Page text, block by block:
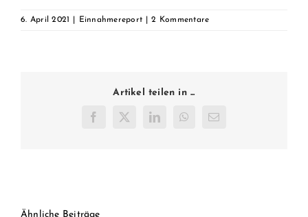
6. April 2021 Einnahmereport 2 Kommentare
Artikel teilen in ...
FacebookTwitterLinkedInWhatsApp
E-
Ähnliche Beiträge